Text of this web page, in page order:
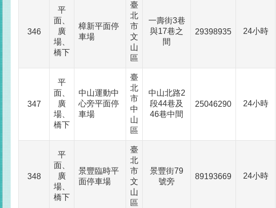
346
平
面、
廣
場、
橋下
樟新平面停
車場
臺
北
市
文
山
區
一壽街3巷
與17巷之
間
29398935 24小時
347
平
面、
廣
場、
橋下
中山運動中
心旁平面停
車場
臺
北
市
中
山
區
中山北路2
段44巷及
46巷中間
25046290 24小時
348
平
面、
廣
場、
橋下
景豐臨時平
面停車場
臺
北
市
文
山
區
景豐街79
號旁
89193669 24小時